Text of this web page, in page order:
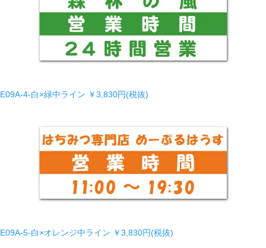
E09A-4-白×緑中ライン ￥3,830円(税抜)
E09A-5-白×オレンジ中ライン ￥3,830円(税抜)